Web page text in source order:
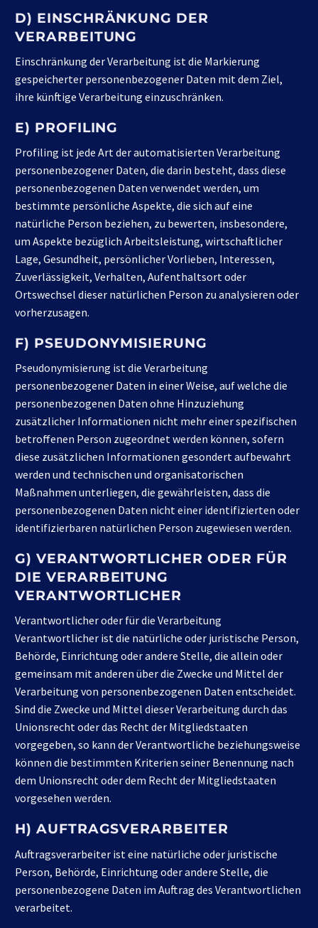
D) EINSCHRÄNKUNG DER
VERARBEITUNG
Einschränkung der Verarbeitung ist die Markierung
gespeicherter personenbezogener Daten mit dem Ziel,
ihre künftige Verarbeitung einzuschränken.
E) PROFILING
Profiling ist jede Art der automatisierten Verarbeitung
personenbezogener Daten, die darin besteht, dass diese
personenbezogenen Daten verwendet werden, um
bestimmte persönliche Aspekte, die sich auf eine
natürliche Person beziehen, zu bewerten, insbesondere,
um Aspekte bezüglich Arbeitsleistung, wirtschaftlicher
Lage, Gesundheit, persönlicher Vorlieben, Interessen,
Zuverlässigkeit, Verhalten, Aufenthaltsort oder
Ortswechsel dieser natürlichen Person zu analysieren oder
vorherzusagen.
F) PSEUDONYMISIERUNG
Pseudonymisierung ist die Verarbeitung
personenbezogener Daten in einer Weise, auf welche die
personenbezogenen Daten ohne Hinzuziehung
zusätzlicher Informationen nicht mehr einer spezifischen
betroffenen Person zugeordnet werden können, sofern
diese zusätzlichen Informationen gesondert aufbewahrt
werden und technischen und organisatorischen
Maßnahmen unterliegen, die gewährleisten, dass die
personenbezogenen Daten nicht einer identifizierten oder
identifizierbaren natürlichen Person zugewiesen werden.
G) VERANTWORTLICHER ODER FÜR
DIE VERARBEITUNG
VERANTWORTLICHER
Verantwortlicher oder für die Verarbeitung
Verantwortlicher ist die natürliche oder juristische Person,
Behörde, Einrichtung oder andere Stelle, die allein oder
gemeinsam mit anderen über die Zwecke und Mittel der
Verarbeitung von personenbezogenen Daten entscheidet.
Sind die Zwecke und Mittel dieser Verarbeitung durch das
Unionsrecht oder das Recht der Mitgliedstaaten
vorgegeben, so kann der Verantwortliche beziehungsweise
können die bestimmten Kriterien seiner Benennung nach
dem Unionsrecht oder dem Recht der Mitgliedstaaten
vorgesehen werden.
H) AUFTRAGSVERARBEITER
Auftragsverarbeiter ist eine natürliche oder juristische
Person, Behörde, Einrichtung oder andere Stelle, die
personenbezogene Daten im Auftrag des Verantwortlichen
verarbeitet.